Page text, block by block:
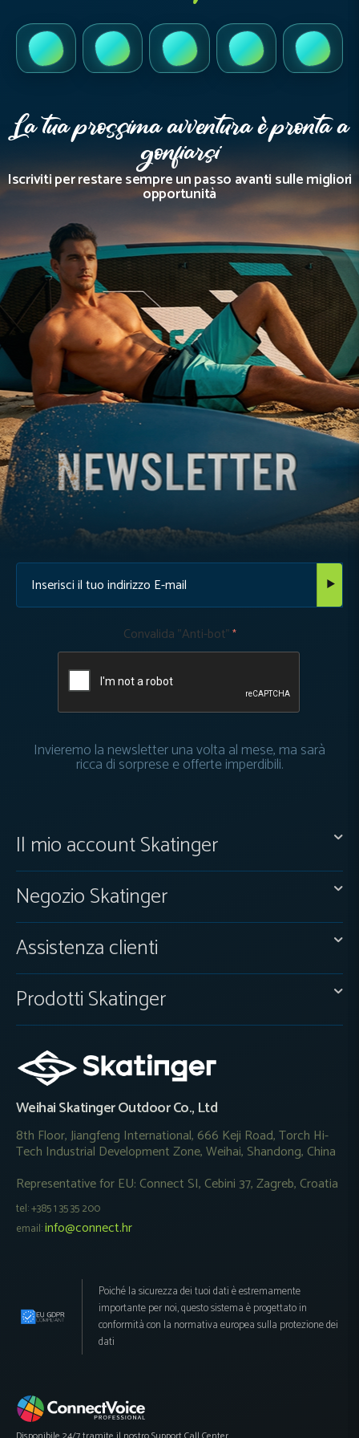
TikTok Instagram Facebook YouTube
La tua prossima avventura è pronta a
gonfiarsi
Iscriviti per restare sempre un passo avanti sulle migliori
opportunità
Convalida "Anti-bot"
Invieremo la newsletter una volta al mese, ma sarà
ricca di sorprese e offerte imperdibili.
Il mio account Skatinger
Negozio Skatinger
Assistenza clienti
Prodotti Skatinger
Weihai Skatinger Outdoor Co., Ltd
8th Floor, Jiangfeng International, 666 Keji Road, Torch Hi-
Tech Industrial Development Zone, Weihai, Shandong, China
Representative for EU: Connect SI, Cebini 37, Zagreb, Croatia
tel: +385 1 35 35 200
email:info@connect.hr
Poiché la sicurezza dei tuoi dati è estremamente
importante per noi, questo sistema è progettato in
conformità con la normativa europea sulla protezione dei
dati